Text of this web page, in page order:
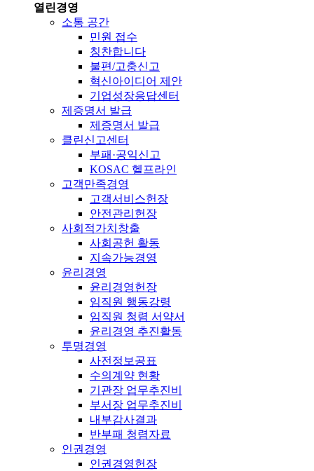
열린경영
소통 공간
민원 접수
칭찬합니다
불편/고충신고
혁신아이디어 제안
기업성장응답센터
제증명서 발급
제증명서 발급
클린신고센터
부패·공익신고
KOSAC 헬프라인
고객만족경영
고객서비스헌장
안전관리헌장
사회적가치창출
사회공헌 활동
지속가능경영
윤리경영
윤리경영헌장
임직원 행동강령
임직원 청렴 서약서
윤리경영 추진활동
투명경영
사전정보공표
수의계약 현황
기관장 업무추진비
부서장 업무추진비
내부감사결과
반부패 청렴자료
인권경영
인권경영헌장